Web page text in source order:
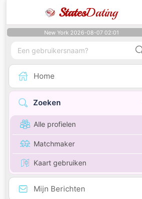
StatesDating
New York 2026-08-07 02:01
Home
Zoeken
Alle profielen
Matchmaker
Kaart gebruiken
Mijn Berichten